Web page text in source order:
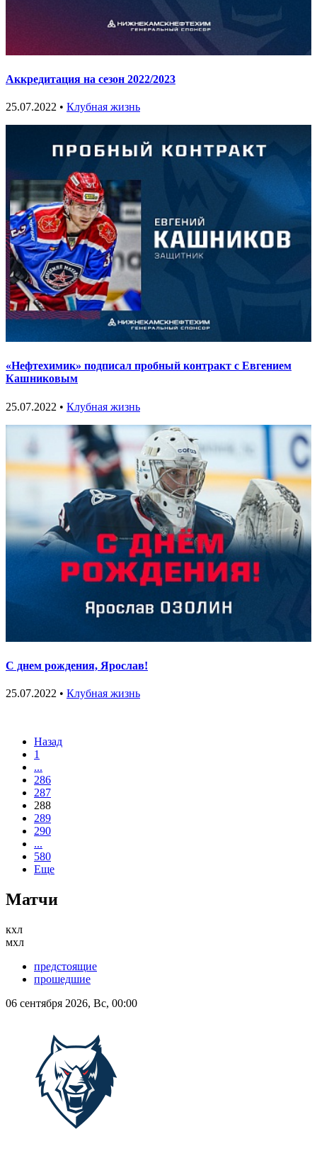
Аккредитация на сезон 2022/2023
25.07.2022 • Клубная жизнь
«Нефтехимик» подписал пробный контракт с Евгением
Кашниковым
25.07.2022 • Клубная жизнь
С днем рождения, Ярослав!
25.07.2022 • Клубная жизнь
Назад
1
...
286
287
288
289
290
...
580
Еще
Матчи
кхл
мхл
предстоящие
прошедшие
06 сентября 2026, Вс, 00:00